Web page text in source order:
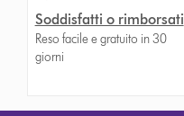
Soddisfatti o rimborsati
Reso facile e gratuito in 30
giorni